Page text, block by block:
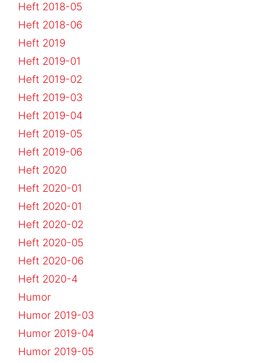
Heft 2018-05
Heft 2018-06
Heft 2019
Heft 2019-01
Heft 2019-02
Heft 2019-03
Heft 2019-04
Heft 2019-05
Heft 2019-06
Heft 2020
Heft 2020-01
Heft 2020-01
Heft 2020-02
Heft 2020-05
Heft 2020-06
Heft 2020-4
Humor
Humor 2019-03
Humor 2019-04
Humor 2019-05